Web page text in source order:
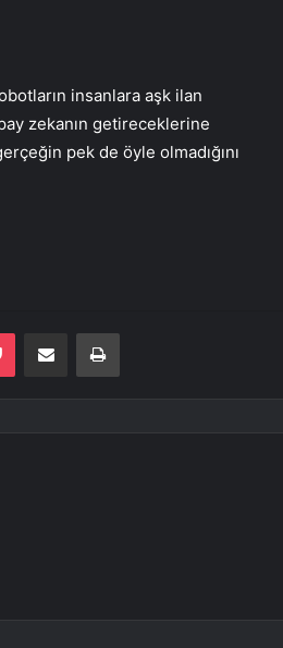
insanlara aşk ilan
zekanın getireceklerine
pek de öyle olmadığını
Pocket E-Posta ile paylaş Yazdır